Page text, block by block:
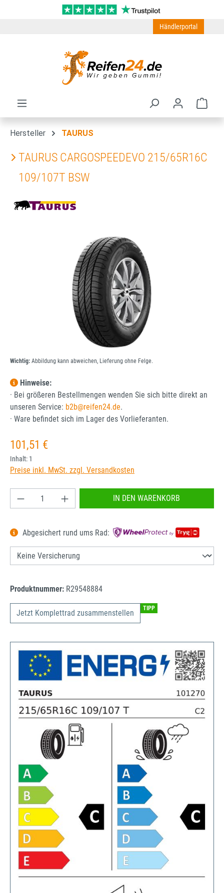
Zum Hauptinhalt springen
Händlerportal
Hersteller TAURUS
TAURUS CARGOSPEEDEVO 215/65R16C
109/107T BSW
Bildergalerie überspringen
Wichtig: Abbildung kann abweichen, Lieferung ohne Felge.
Hinweise:
· Bei größeren Bestellmengen wenden Sie sich bitte direkt an
unseren Service: b2b@reifen24.de.
· Ware befindet sich im Lager des Vorlieferanten.
Regulärer Preis:
101,51 €
Inhalt: 1
Preise inkl. MwSt. zzgl. Versandkosten
Produkt Anzahl: Gib den gewünschten Wert
IN DEN WARENKORB
Abgesichert rund ums Rad:
Produktnummer: R29548884
Jetzt Komplettrad zusammenstellen TIPP